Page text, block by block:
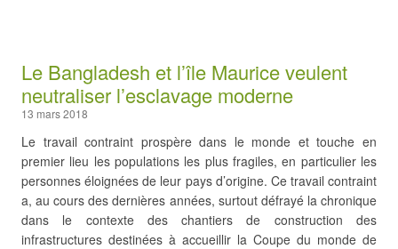
Le Bangladesh et l’île Maurice veulent
neutraliser l’esclavage moderne
13 mars 2018
Le travail contraint prospère dans le monde et touche en
premier lieu les populations les plus fragiles, en particulier les
personnes éloignées de leur pays d’origine. Ce travail contraint
a, au cours des dernières années, surtout défrayé la chronique
dans le contexte des chantiers de construction des
infrastructures destinées à accueillir la Coupe du monde de